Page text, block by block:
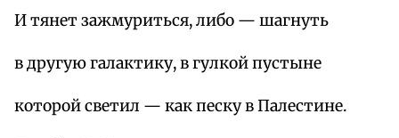
И тянет зажмуриться, либо — шагнуть
в другую галактику, в гулкой пустыне
которой светил — как песку в Палестине.